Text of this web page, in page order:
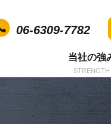
06-6309-7782
当社の強
STRENGTH